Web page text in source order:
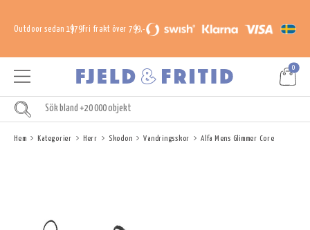
Outdoor sedan 1979Fri frakt över 799,-
0
Hem Kategorier Herr Skodon Vandringsskor Alfa Mens Glimmer Core